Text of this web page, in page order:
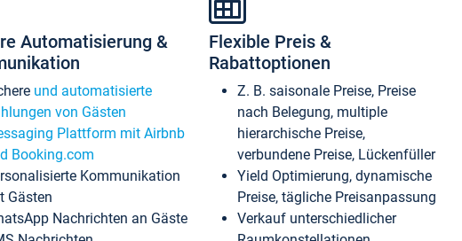
Automatisierung &
und automatisierte
von Gästen
Plattform mit Airbnb
Booking.com
Kommunikation
Gästen
Nachrichten an Gäste
Flexible Preis &
Rabattoptionen
Z. B. saisonale Preise, Preise
nach Belegung, multiple
hierarchische Preise,
verbundene Preise, Lückenfüller
Yield Optimierung, dynamische
Preise, tägliche Preisanpassung
Verkauf unterschiedlicher